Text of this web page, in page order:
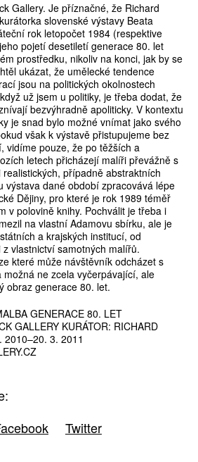
Gallery. Je příznačné, že Richard
slovenské výstavy Beata
rok letopočet 1984 (respektive
pojetí desetiletí generace 80. let
prostředku, nikoliv na konci, jak by se
ukázat, že umělecké tendence
jsou na politických okolnostech
už jsem u politiky, je třeba dodat, že
bezvýhradně apoliticky. V kontextu
je snad bylo možné vnímat jako svého
však k výstavě přistupujeme bez
vidíme pouze, že po těžších a
letech přicházejí malíři převážně s
případně abstraktních
výstava dané období zpracovává lépe
Dějiny, pro které je rok 1989 téměř
v polovině knihy. Pochválit je třeba i
na vlastní Adamovu sbírku, ale je
a krajských institucí, od
vlastnictví samotných malířů.
které může návštěvník odcházet s
ne zcela vyčerpávající, ale
obraz generace 80. let.
GENERACE 80. LET
GALLERY KURÁTOR: RICHARD
2010–20. 3. 2011
Twitter